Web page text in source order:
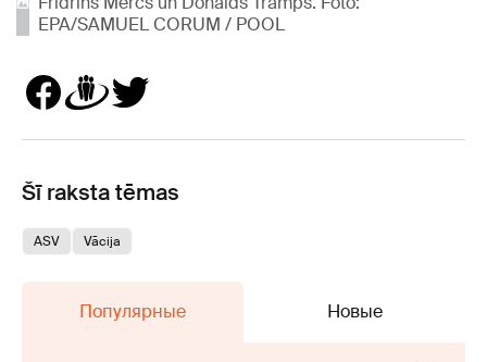
EPA/SAMUEL CORUM / POOL
Šī raksta tēmas
ASV Vācija
Популярные Новые